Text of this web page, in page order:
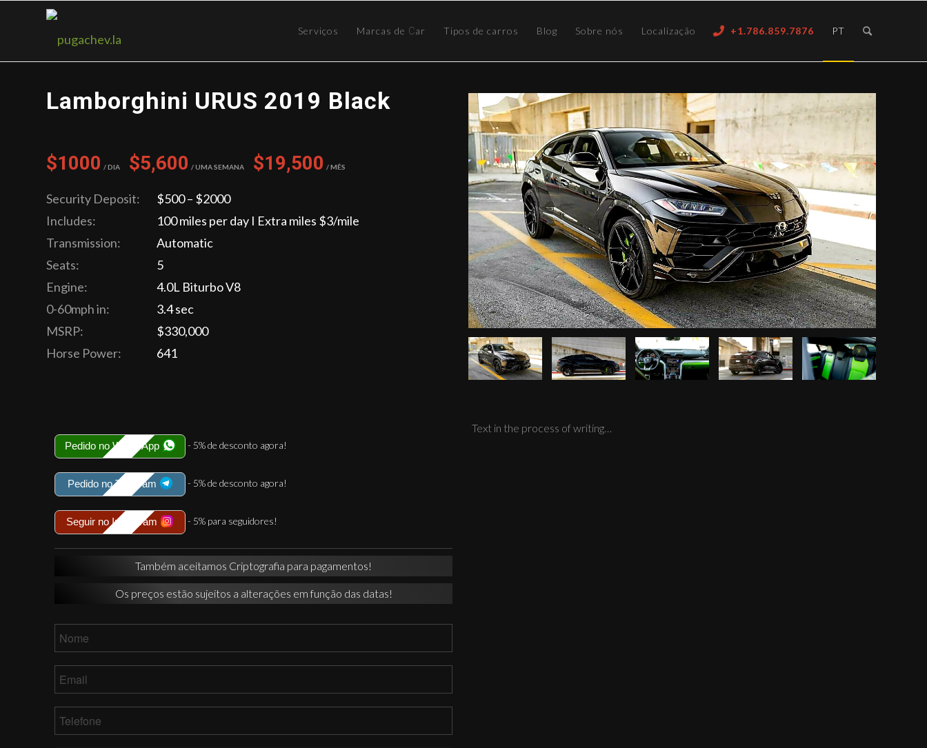
Serviços Marcas de Сar Tipos de carros Blog Sobre nós Localização +1.786.859.7876 PT
Lamborghini URUS 2019 Black
$1000 / Dia $5,600 / Uma semana $19,500 / Mês
Security Deposit:
$500 – $2000
Includes:
100 miles per day I Extra miles $3/mile
Transmission:
Automatic
Seats:
5
Engine:
4.0L Biturbo V8
0-60mph in:
3.4 sec
MSRP:
$330,000
Horse Power:
641
Pedido no WhatsApp - 5% de desconto agora!
Pedido no Telegram - 5% de desconto agora!
Seguir no Instagram - 5% para seguidores!
Também aceitamos Criptografia para pagamentos!
Os preços estão sujeitos a alterações em função das datas!
Text in the process of writing…